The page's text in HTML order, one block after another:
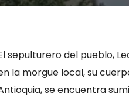
sepulturero del pueblo,
la morgue local, su
se encuentra